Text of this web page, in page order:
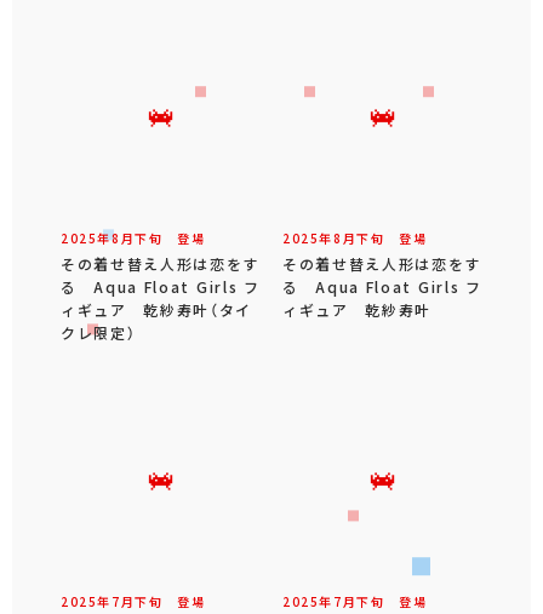
2025年8 月下旬 登場
その着せ替え人形は恋をす
る Aqua Float Girls フ
ィギュア 乾紗寿叶（タイ
クレ限定）
2025年8 月下旬 登場
その着せ替え人形は恋をす
る Aqua Float Girls フ
ィギュア 乾紗寿叶
2025年 7 月下旬 登場 2025年 7 月下旬 登場